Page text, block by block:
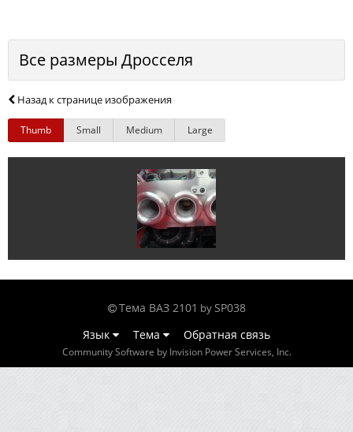
Все размеры Дросселя
Назад к странице изображения
Thumb Small Medium Large
Тема ВАЗ 2101 by SP038
Язык
Тема Обратная связь
Community Software by Invision Power Services, Inc.